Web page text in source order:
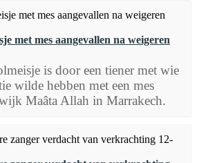
met mes aangevallen na weigeren
is door een tiener met wie
wilde hebben met een mes
Maâta Allah in Marrakech.